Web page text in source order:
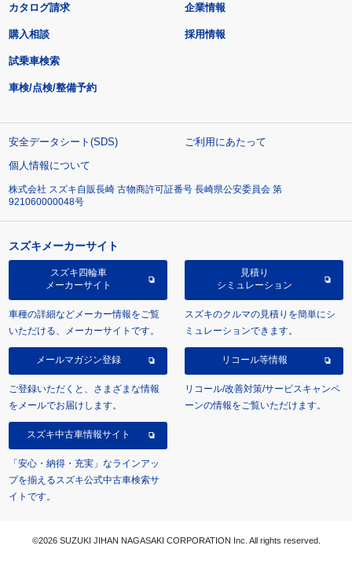
カタログ請求
購入相談
試乗車検索
車検/点検/整備予約
企業情報
採用情報
安全データシート(SDS)
ご利用にあたって
個人情報について
株式会社 スズキ自販長崎 古物商許可証番号 長崎県公安委員会 第
921060000048号
スズキメーカーサイト
スズキ四輪車
メーカーサイト
車種の詳細などメーカー情報をご覧
いただける、メーカーサイトです。
見積り
シミュレーション
スズキのクルマの見積りを簡単にシ
ミュレーションできます。
メールマガジン登録
ご登録いただくと、さまざまな情報
をメールでお届けします。
リコール等情報
リコール/改善対策/サービスキャンペ
ーンの情報をご覧いただけます。
スズキ中古車情報サイト
「安心・納得・充実」なラインアッ
プを揃えるスズキ公式中古車検索サ
イトです。
©2026 SUZUKI JIHAN NAGASAKI CORPORATION Inc. All rights reserved.